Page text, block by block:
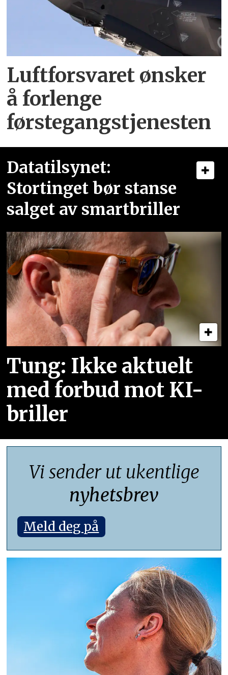
Luftforsvaret ønsker
å forlenge
førstegangstjenesten
Datatilsynet:
Stortinget bør stanse
salget av smartbriller
Tung: Ikke aktuelt
med forbud mot KI-
briller
Vi sender ut ukentlige
nyhetsbrev
Meld deg på